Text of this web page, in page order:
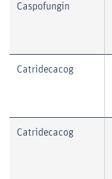
Caspofungin
Catridecacog
Catridecacog